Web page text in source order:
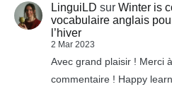
LinguiLD sur Winter is
vocabulaire anglais
l’hiver
2 Mar 2023
Avec grand plaisir ! Merci
commentaire ! Happy